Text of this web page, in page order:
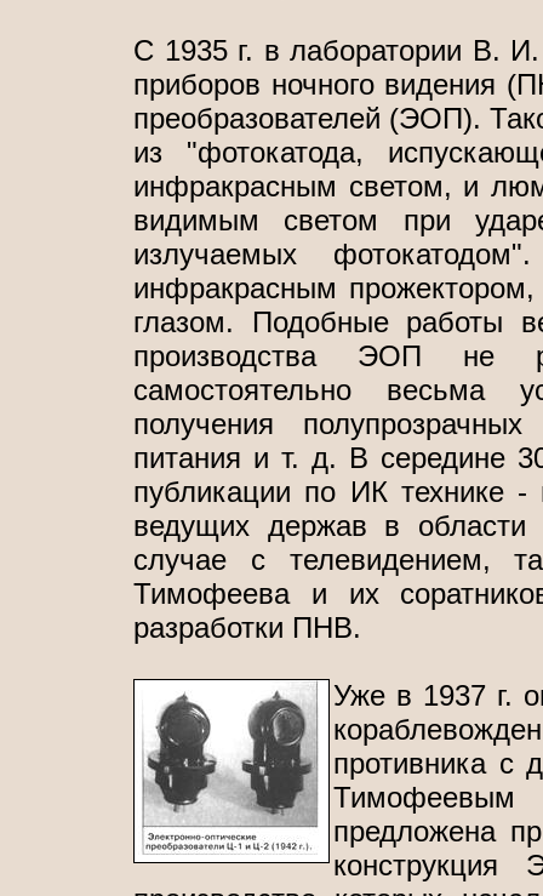
С 1935 г. в лаборатории В. И.
приборов ночного видения
преобразователей (ЭОП).
из "фотокатода,
инфракрасным светом, и
видимым светом при
излучаемых
инфракрасным
глазом. Подобные работы
производства ЭОП не
самостоятельно весьма
получения
питания и т. д. В середине
публикации по ИК технике -
ведущих держав в
случае с телевидением,
Тимофеева и их
разработки ПНВ.
Уже в 1937 г.
противника с
предложена